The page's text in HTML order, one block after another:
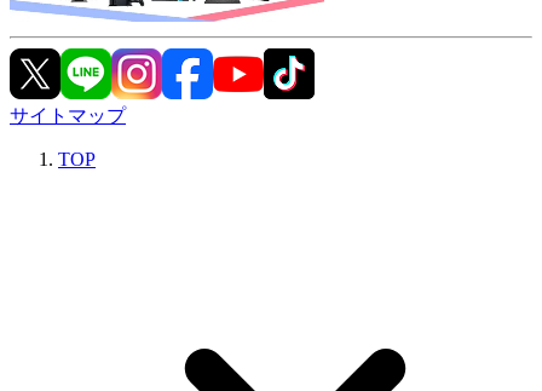
サイトマップ
TOP